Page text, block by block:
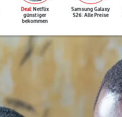
Deal: Netflix
günstiger
bekommen
Samsung Galaxy
S26: Alle Preise